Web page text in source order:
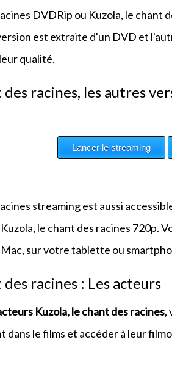
DVDRip ou Kuzola, le chant
est extraite d'un DVD et
qualité.
des racines, les autres
streaming est aussi
le chant des racines 720p.
sur votre tablette ou
racines : Les acteurs
Kuzola, le chant des racines,
dans le films et accéder à leur